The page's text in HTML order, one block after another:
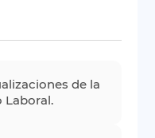
de la
Laboral.